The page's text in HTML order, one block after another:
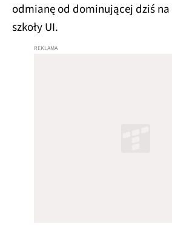
odmianę od dominującej dziś
szkoły UI.